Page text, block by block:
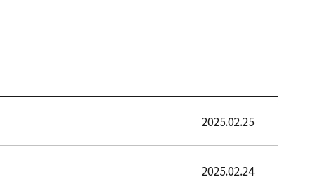
2025.02.25
2025.02.24